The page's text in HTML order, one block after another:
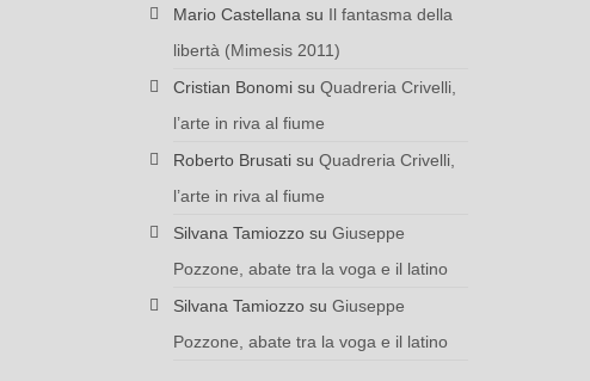
Mario Castellana su Il fantasma della
libertà (Mimesis 2011)
Cristian Bonomisu Quadreria Crivelli,
l’arte in riva al fiume
Roberto Brusatisu Quadreria Crivelli,
l’arte in riva al fiume
Silvana Tamiozzosu Giuseppe
Pozzone, abate tra la voga e il latino
Silvana Tamiozzosu Giuseppe
Pozzone, abate tra la voga e il latino